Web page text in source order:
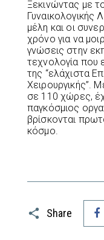
Ξεκινώντας με
μέλη και οι
χρόνο για να
γνώσεις στην
τεχνολογία που
της “ελάχιστα
Χειρουργικής”.
σε 110 χώρες,
παγκόσμιος
βρίσκονται
κόσμο.
Share